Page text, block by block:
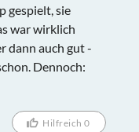
gespielt, sie
war wirklich
dann auch gut -
Dennoch:
Hilfreich 0